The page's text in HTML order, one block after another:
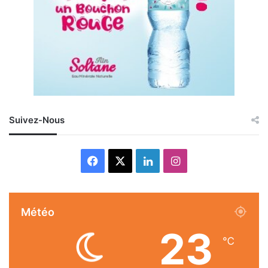
Suivez-Nous
Facebook LinkedinInstagram
Météo
23 ℃